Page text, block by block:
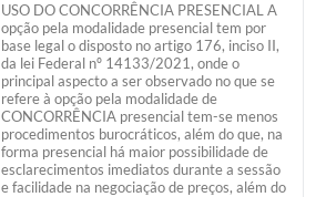
USO DO CONCORRÊNCIA PRESENCIAL A
opção pela modalidade presencial tem por
base legal o disposto no artigo 176, inciso II,
da lei Federal nº 14133/2021, onde o
principal aspecto a ser observado no que se
refere à opção pela modalidade de
CONCORRÊNCIA presencial tem-se menos
procedimentos burocráticos, além do que, na
forma presencial há maior possibilidade de
esclarecimentos imediatos durante a sessão
e facilidade na negociação de preços, além do